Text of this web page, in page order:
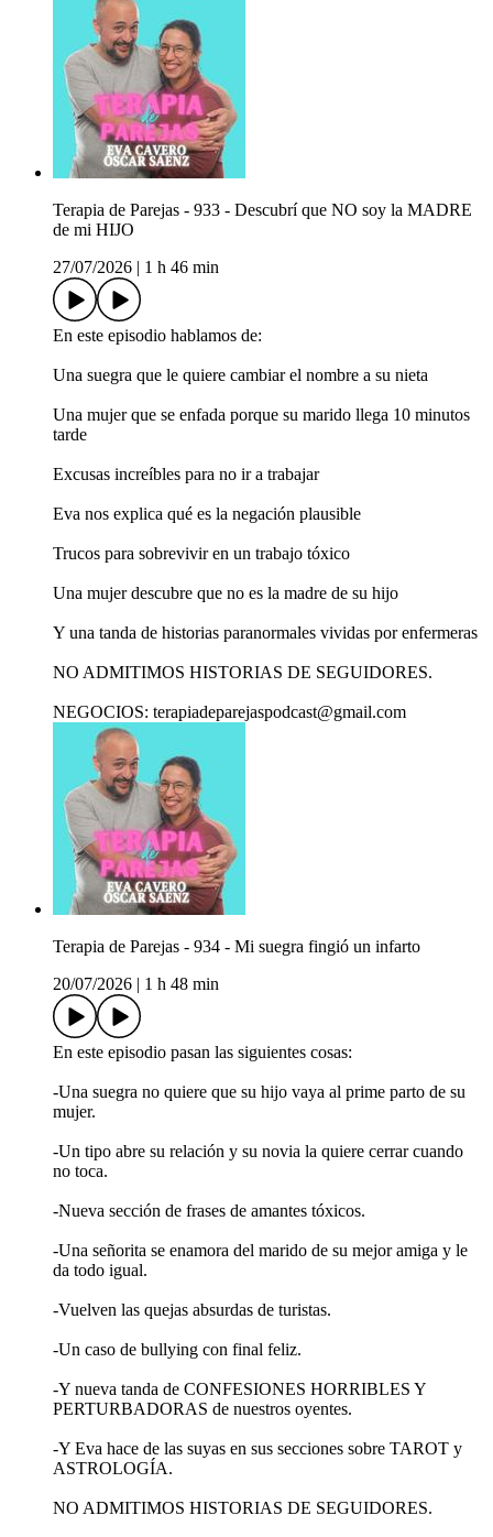
Terapia de Parejas - 933 - Descubrí que NO soy la MADRE
de mi HIJO
27/07/2026
1 h 46 min
En este episodio hablamos de:
Una suegra que le quiere cambiar el nombre a su nieta
Una mujer que se enfada porque su marido llega 10 minutos
tarde
Excusas increíbles para no ir a trabajar
Eva nos explica qué es la negación plausible
Trucos para sobrevivir en un trabajo tóxico
Una mujer descubre que no es la madre de su hijo
Y una tanda de historias paranormales vividas por enfermeras
NO ADMITIMOS HISTORIAS DE SEGUIDORES.
NEGOCIOS: terapiadeparejaspodcast@gmail.com
Terapia de Parejas - 934 - Mi suegra fingió un infarto
20/07/2026
1 h 48 min
En este episodio pasan las siguientes cosas:
-Una suegra no quiere que su hijo vaya al prime parto de su
mujer.
-Un tipo abre su relación y su novia la quiere cerrar cuando
no toca.
-Nueva sección de frases de amantes tóxicos.
-Una señorita se enamora del marido de su mejor amiga y le
da todo igual.
-Vuelven las quejas absurdas de turistas.
-Un caso de bullying con final feliz.
-Y nueva tanda de CONFESIONES HORRIBLES Y
PERTURBADORAS de nuestros oyentes.
-Y Eva hace de las suyas en sus secciones sobre TAROT y
ASTROLOGÍA.
NO ADMITIMOS HISTORIAS DE SEGUIDORES.